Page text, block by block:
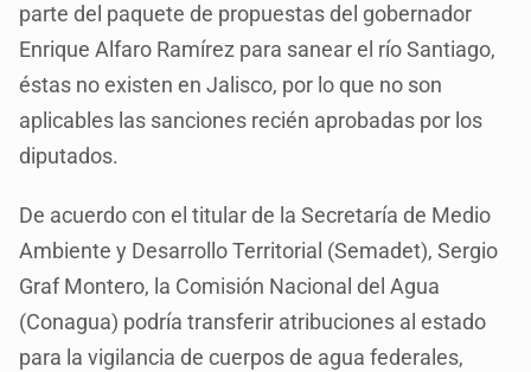
parte del paquete de propuestas del gobernador
Enrique Alfaro Ramírez para sanear el río Santiago,
éstas no existen en Jalisco, por lo que no son
aplicables las sanciones recién aprobadas por los
diputados.
De acuerdo con el titular de la Secretaría de Medio
Ambiente y Desarrollo Territorial (Semadet), Sergio
Graf Montero, la Comisión Nacional del Agua
(Conagua) podría transferir atribuciones al estado
para la vigilancia de cuerpos de agua federales,